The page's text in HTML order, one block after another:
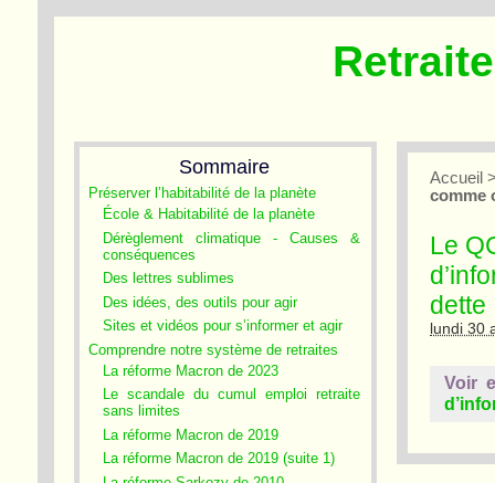
Sommaire
Préserver l’habitabilité de la planète
École & Habitabilité de la planète
Dérèglement climatique - Causes &
conséquences
Des lettres sublimes
Des idées, des outils pour agir
Sites et vidéos pour s’informer et agir
Comprendre notre système de retraites
La réforme Macron de 2023
Le scandale du cumul emploi retraite
sans limites
La réforme Macron de 2019
La réforme Macron de 2019 (suite 1)
Accueil
comme
Le
dette
lundi 30
Voir